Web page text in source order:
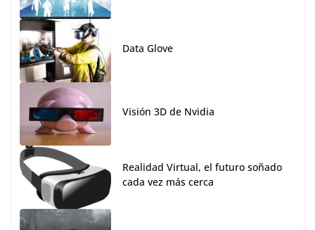
Data Glove
Visión 3D de Nvidia
Realidad Virtual, el futuro soñado
cada vez más cerca